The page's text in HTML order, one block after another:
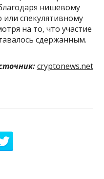
нишевому
спекулятивному
на то, что участие
сдержанным.
cryptonews.net